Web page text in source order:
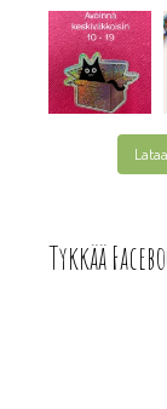
Lataa
Tykkää